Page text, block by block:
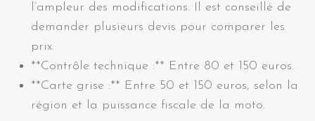
l’ampleur des modifications. Il est conseillé de
demander plusieurs devis pour comparer les
prix.
**Contrôle technique :** Entre 80 et 150 euros.
**Carte grise :** Entre 50 et 150 euros, selon la
région et la puissance fiscale de la moto.